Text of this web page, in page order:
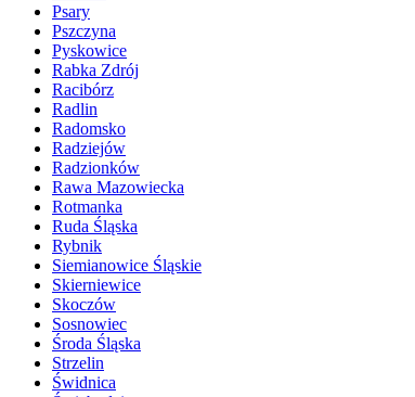
Psary
Pszczyna
Pyskowice
Rabka Zdrój
Racibórz
Radlin
Radomsko
Radziejów
Radzionków
Rawa Mazowiecka
Rotmanka
Ruda Śląska
Rybnik
Siemianowice Śląskie
Skierniewice
Skoczów
Sosnowiec
Środa Śląska
Strzelin
Świdnica